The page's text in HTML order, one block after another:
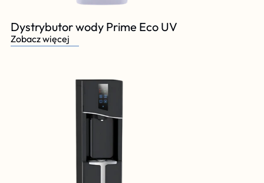
Dystrybutor wody Prime Eco UV
Zobacz więcej